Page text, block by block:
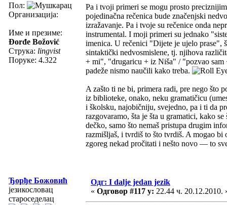
Пол:
Организација:
Име и презиме:
Đorđe Božović
Струка: lingvist
Поруке: 4.322
Pa i tvoji primeri se mogu prosto
pojedinačna rečenica bude značenjski
izražavanje. Pa i tvoje su rečenice onda
instrumental. I moji primeri su jednako
imenica. U rečenici "Dijete je ujelo prase",
sintaktički nedvosmislene, tj. njihova
+ mi", "drugaricu + iz Niša" / "pozvao sam
padeže nismo naučili kako treba.
A zašto ti ne bi, primera radi, pre nego što
iz biblioteke, onako, neku gramatičicu
i školsku, najobičniju, svejedno, pa i ti da
razgovaramo, šta je šta u gramatici, kako
dečko, samo što nemaš pristupa drugim
razmišljaš, i tvrdiš to što tvrdiš. A mogao
zgoreg nekad pročitati i nešto novo — to
Ђорђе Божовић
језикословац
староседелац
Одг: I dalje jedan jezik
« Одговор #117 у: 22.44 ч. 20.12.2010.